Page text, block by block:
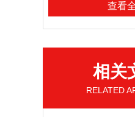
查看
相关
RELATED